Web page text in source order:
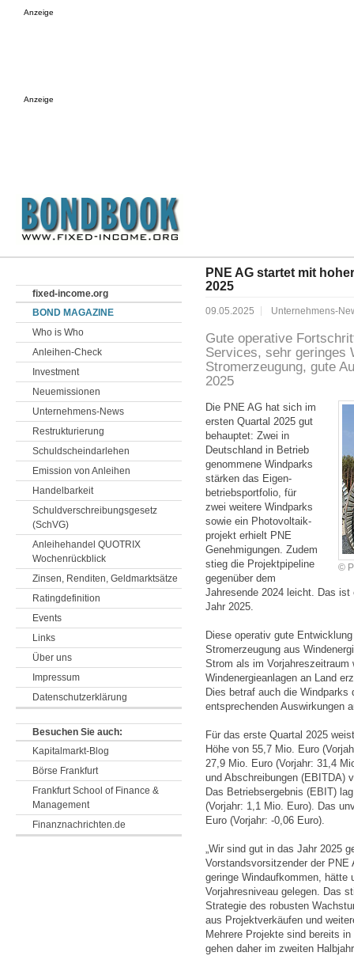
Anzeige
Anzeige
PNE AG startet mit
2025
09.05.2025 Unternehmens-
Gute operative
Services, sehr geringes
Stromerzeugung, gute
2025
©
Die PNE AG hat sich im
ersten Quartal 2025 gut
behauptet: Zwei in
Deutsch­land in Betrieb
genommene Windparks
stärken das Eigen­
betriebs­portfolio, für
zwei weitere Windparks
sowie ein Photo­voltaik­
projekt erhielt PNE
Genehmi­gungen. Zudem
stieg die Projekt­pipeline
gegenüber dem
Jahresende 2024 leicht. Das
Jahr 2025.
Diese operativ gute
Strom­erzeugung aus
Strom als im
Windenergieanlagen an Land
Dies betraf auch die
entsprechenden Auswirkungen
Für das erste Quartal 2025
Höhe von 55,7 Mio. Euro
27,9 Mio. Euro (Vorjahr: 31,4
und Abschreibungen (EBITDA)
Das Betriebsergebnis (EBIT)
(Vorjahr: 1,1 Mio. Euro). Das
Euro (Vorjahr: -0,06 Euro).
„Wir sind gut in das Jahr 2025
Vorstandsvorsitzender der PNE
geringe Windaufkommen, hätte
Vorjahresniveau gelegen. Das
Strategie des robusten
aus Projektverkäufen und
Mehrere Projekte sind bereits
gehen daher im zweiten
fixed-income.org
BOND MAGAZINE
Who is Who
Anleihen-Check
Investment
Neuemissionen
Unternehmens-News
Restrukturierung
Schuldscheindarlehen
Emission von Anleihen
Handelbarkeit
Schuldverschreibungsgesetz
(SchVG)
Anleihehandel QUOTRIX
Wochenrückblick
Zinsen, Renditen, Geldmarktsätze
Ratingdefinition
Events
Links
Über uns
Impressum
Datenschutzerklärung
Besuchen Sie auch:
Kapitalmarkt-Blog
Börse Frankfurt
Frankfurt School of Finance &
Management
Finanznachrichten.de